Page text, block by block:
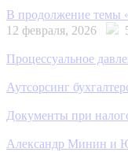
В продолжение темы
12 февраля, 2026
Процессуальное
Аутсорсинг
Документы при
Александр Минин и